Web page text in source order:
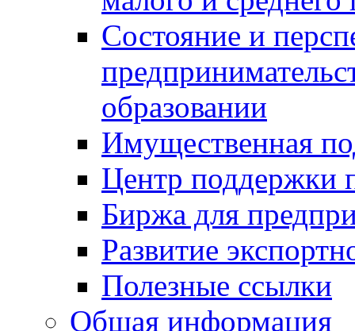
Состояние и
образовании
Имущественная
Центр поддержки
Биржа для
Развитие
Полезные ссылки
Общая информация